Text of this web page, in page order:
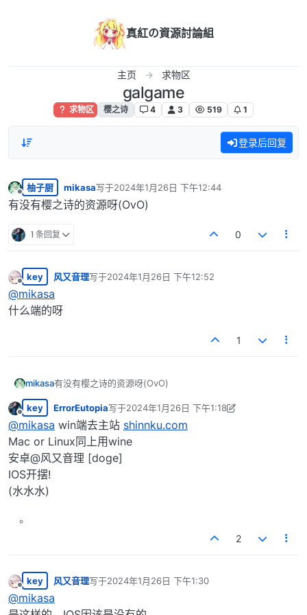
真紅の資源討論組
主页 求物区
galgame
求物区 樱之诗 4 3 519 1
登录后回复
离线
柚子厨 mikasa写于2024年1月26日 下午12:44
最后由 编辑
有没有樱之诗的资源呀(OvO)
1 条回复 0
离线
key 风又音理写于2024年1月26日 下午12:52
最后由 编辑
@mikasa
什么端的呀
1
mikasa有没有樱之诗的资源呀(OvO)
离线
key ErrorEutopia写于2024年1月26日 下午1:18
最后由 ErrorEutopia 编辑2024年1月26日 上午
@mikasa win端去主站 shinnku.com
Mac or Linux同上用wine
安卓@风又音理 [doge]
IOS开摆!
(水水水)
2
离线
key 风又音理写于2024年1月26日 下午1:30
最后由 编辑
@mikasa